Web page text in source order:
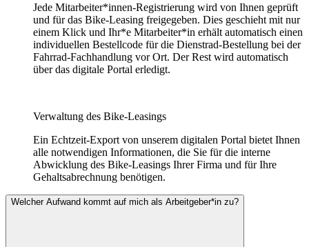
Jede Mitarbeiter*innen-Registrierung wird von Ihnen geprüft
und für das Bike-Leasing freigegeben. Dies geschieht mit nur
einem Klick und Ihr*e Mitarbeiter*in erhält automatisch einen
individuellen Bestellcode für die Dienstrad-Bestellung bei der
Fahrrad-Fachhandlung vor Ort. Der Rest wird automatisch
über das digitale Portal erledigt.
Verwaltung des Bike-Leasings
Ein Echtzeit-Export von unserem digitalen Portal bietet Ihnen
alle notwendigen Informationen, die Sie für die interne
Abwicklung des Bike-Leasings Ihrer Firma und für Ihre
Gehaltsabrechnung benötigen.
Welcher Aufwand kommt auf mich als Arbeitgeber*in zu?